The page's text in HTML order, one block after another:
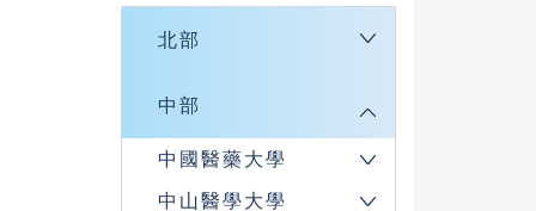
北部
中部
中國醫藥大學
中山醫學大學